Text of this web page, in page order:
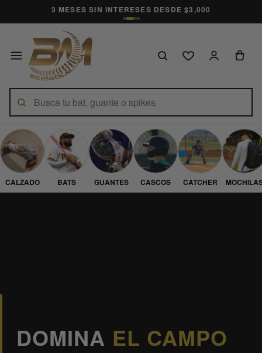
3 MESES SIN INTERESES DESDE $3,000
CALZADO BATS GUANTES CASCOS CATCHER
DOMINA EL CAMPO